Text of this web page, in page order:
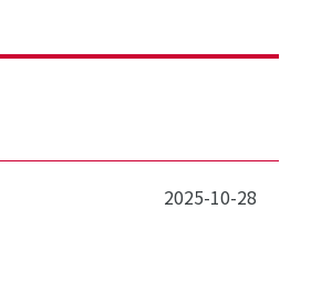
2025-10-28